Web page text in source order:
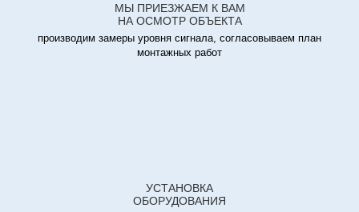
МЫ ПРИЕЗЖАЕМ К ВАМ
НА ОСМОТР ОБЪЕКТА
производим замеры уровня сигнала, согласовываем план
монтажных работ
УСТАНОВКА
ОБОРУДОВАНИЯ